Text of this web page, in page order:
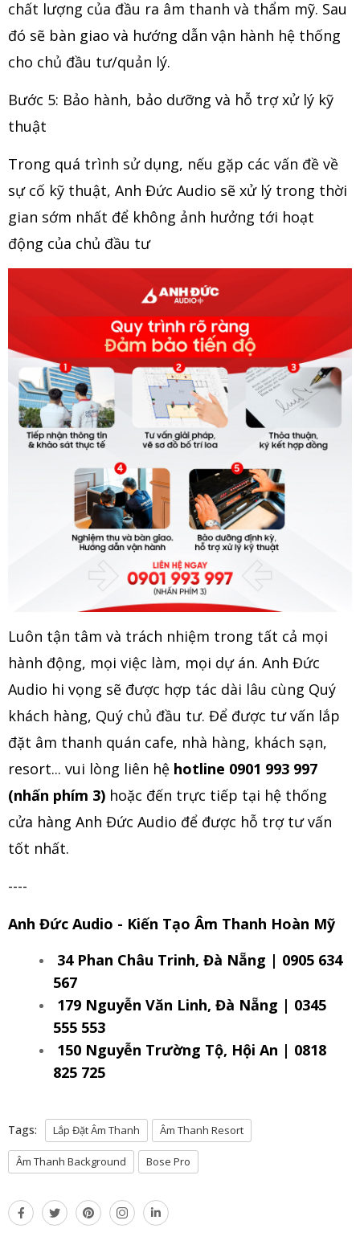
chất lượng của đầu ra âm thanh và thẩm mỹ. Sau
đó sẽ bàn giao và hướng dẫn vận hành hệ thống
cho chủ đầu tư/quản lý.
Bước 5: Bảo hành, bảo dưỡng và hỗ trợ xử lý kỹ
thuật
Trong quá trình sử dụng, nếu gặp các vấn đề về
sự cố kỹ thuật, Anh Đức Audio sẽ xử lý trong thời
gian sớm nhất để không ảnh hưởng tới hoạt
động của chủ đầu tư
Luôn tận tâm và trách nhiệm trong tất cả mọi
hành động, mọi việc làm, mọi dự án. Anh Đức
Audio hi vọng sẽ được hợp tác dài lâu cùng Quý
khách hàng, Quý chủ đầu tư. Để được tư vấn lắp
đặt âm thanh quán cafe, nhà hàng, khách sạn,
resort... vui lòng liên hệ hotline 0901 993 997
(nhấn phím 3) hoặc đến trực tiếp tại hệ thống
cửa hàng Anh Đức Audio để được hỗ trợ tư vấn
tốt nhất.
----
Anh Đức Audio - Kiến Tạo Âm Thanh Hoàn Mỹ
34 Phan Châu Trinh, Đà Nẵng | 0905 634
567
179 Nguyễn Văn Linh, Đà Nẵng | 0345
555 553
150 Nguyễn Trường Tộ, Hội An | 0818
825 725
Tags: Lắp Đặt Âm Thanh Âm Thanh Resort
Âm Thanh Background Bose Pro